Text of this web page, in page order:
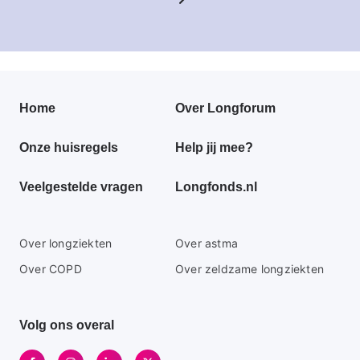
Primair
menu
Home Over Longforum
Onze huisregels Help jij mee?
Veelgestelde vragen Longfonds.nl
Secundaire
footer
Over longziekten
Over astma
Over COPD
Over zeldzame longziekten
Volg ons overal